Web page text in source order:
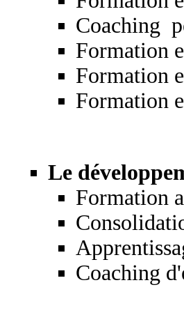
Coaching
Formation
Formation
Formation
Le
Formation
Coaching